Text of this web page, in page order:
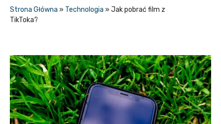
Strona Główna » Technologia » Jak pobrać film z
TikToka?